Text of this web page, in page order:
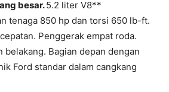
besar.5.2 liter V8**
tenaga 850 hp dan torsi 650 lb-ft.
Penggerak empat roda.
belakang. Bagian depan dengan
Ford standar dalam cangkang